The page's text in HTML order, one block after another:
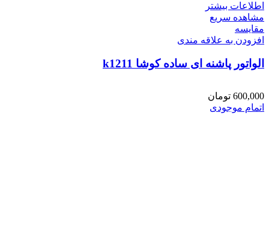
اطلاعات بیشتر
مشاهده سریع
مقایسه
افزودن به علاقه مندی
الواتور پاشنه ای ساده کوشا k1211
600,000 تومان
اتمام موجودی